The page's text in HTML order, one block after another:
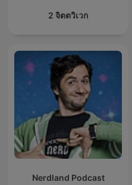
2 จิตตวิเวก
Nerdland Podcast